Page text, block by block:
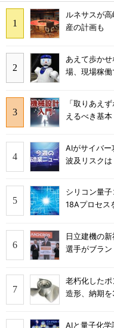
ルネサスが
産の計画も
あえて歩か
場、現場稼
「取りあえ
えるべき基本
AIがサイバ
波及リスクは
シリコン量
18Aプロセス
日立建機の
選手がブラ
老朽化した
造形、納期
AIと量子化学